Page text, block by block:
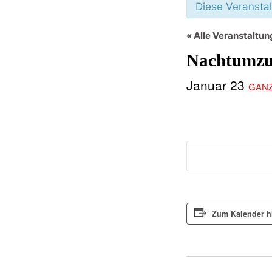
Diese
« Alle
Januar 23
Zum Kalender